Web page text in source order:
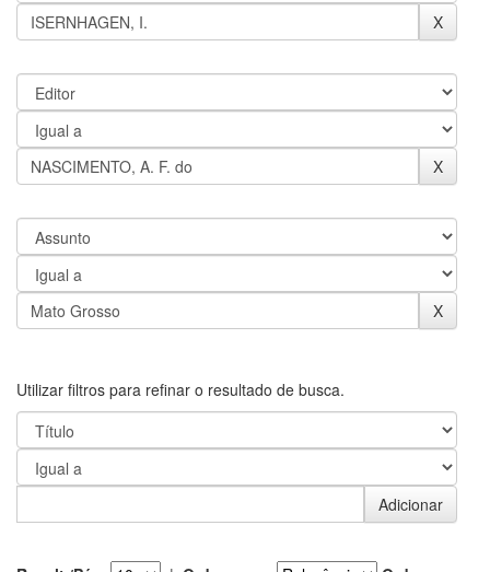
Utilizar filtros para refinar o resultado de busca.